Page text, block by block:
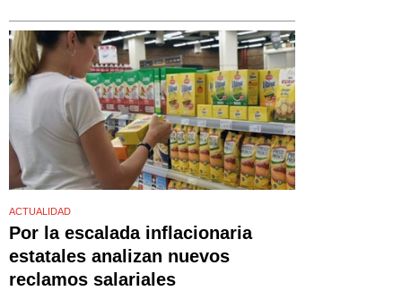
ACTUALIDAD
Por la escalada inflacionaria
estatales analizan nuevos
reclamos salariales